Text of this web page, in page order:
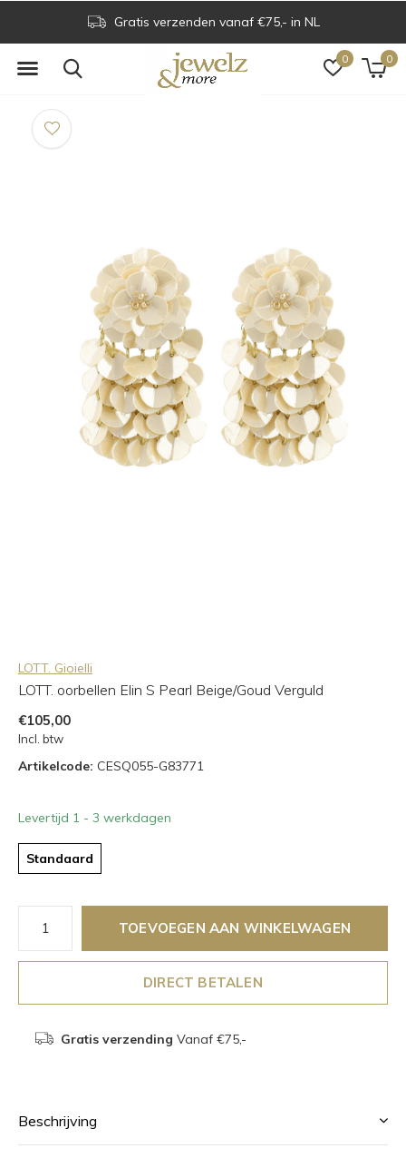
0 0
Gratis verzenden vanaf €75,- in NL
LOTT. Gioielli
LOTT. oorbellen Elin S Pearl Beige/Goud Verguld
€105,00
Incl. btw
Artikelcode: CESQ055-G83771
Levertijd 1 - 3 werkdagen
Standaard
TOEVOEGEN AAN WINKELWAGEN
DIRECT BETALEN
Gratis verzending Vanaf €75,-
Beschrijving